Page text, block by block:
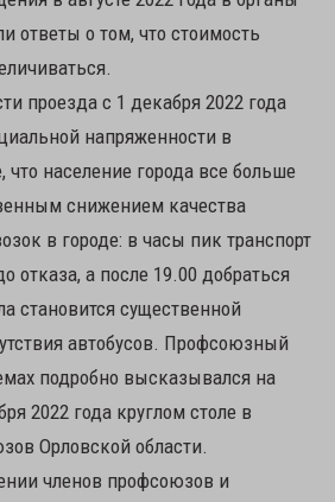
ответы о том, что стоимость
проезда с 1 декабря 2022 года
напряженности в
что население города все больше
снижением качества
в городе: в часы пик транспорт
отказа, а после 19.00 добраться
становится существенной
автобусов. Профсоюзный
подробно высказывался на
2022 года круглом столе в
Орловской области.
членов профсоюзов и